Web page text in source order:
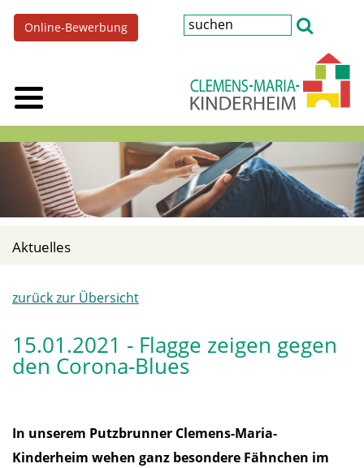
Online-Bewerbung
Aktuelles
zurück zur Übersicht
15.01.2021 - Flagge zeigen gegen
den Corona-Blues
In unserem Putzbrunner Clemens-Maria-
Kinderheim wehen ganz besondere Fähnchen im